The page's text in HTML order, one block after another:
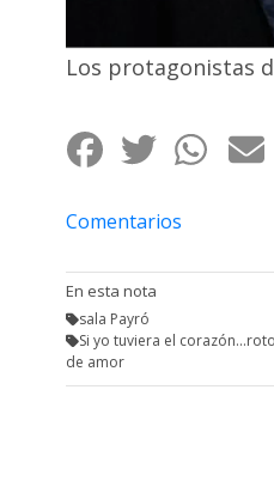
Los protagonistas
Comentarios
En esta nota
sala Payró
Si yo tuviera el corazón...roto
de amor